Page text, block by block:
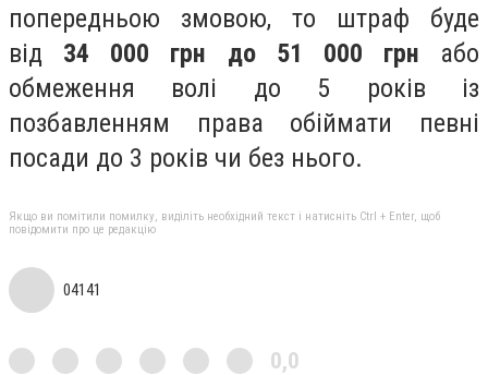
попередньою змовою, то штраф буде
від 34 000 грн до 51 000 грн або
обмеження волі до 5 років із
позбавленням права обіймати певні
посади до 3 років чи без нього.
Якщо ви помітили помилку, виділіть необхідний текст і натисніть Ctrl + Enter, щоб
повідомити про це редакцію
04141
0,0